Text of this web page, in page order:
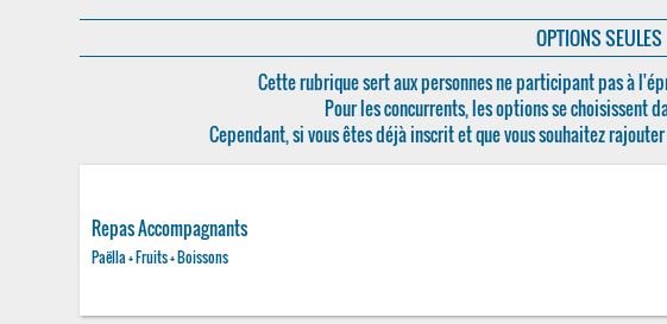
OPTIONS SEULES
Cette rubrique sert aux personnes ne participant pas à
Pour les concurrents, les options se choisissent
Cependant, si vous êtes déjà inscrit et que vous souhaitez
Repas Accompagnants
Paëlla + Fruits + Boissons